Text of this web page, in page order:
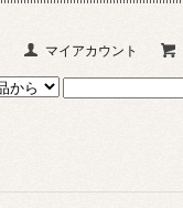
マイアカウント